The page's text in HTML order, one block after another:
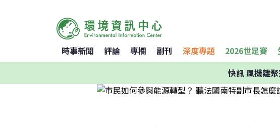
時事新聞 評論 專欄 副刊 深度專題 2026世足賽
快訊風機離